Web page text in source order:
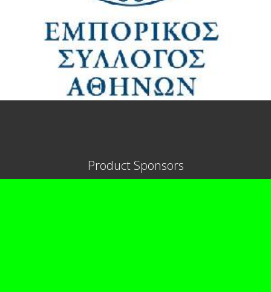
Product Sponsors